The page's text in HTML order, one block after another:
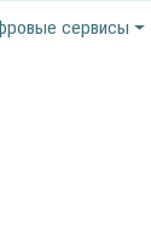
сервисы